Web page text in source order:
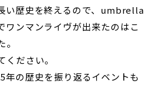
い歴史を終えるので、umbrella
ワンマンライヴが出来たのはこ
ださい。
の歴史を振り返るイベントも